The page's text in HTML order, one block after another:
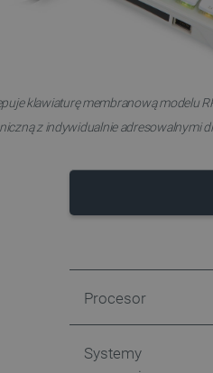
klawiaturę membranową modelu
z indywidualnie adresowalnymi
Procesor
Systemy
critData
CookieScriptConsent